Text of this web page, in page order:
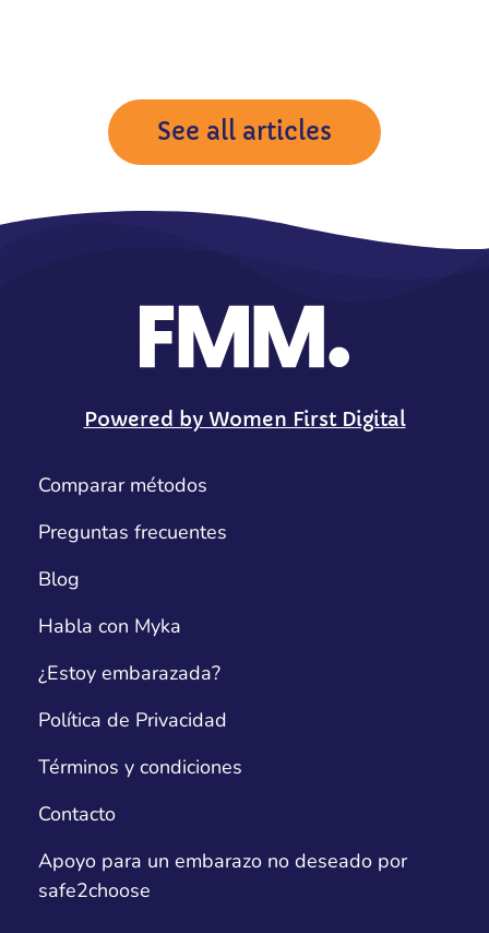
See all articles
Powered by Women First Digital
Comparar métodos
Preguntas frecuentes
Blog
Habla con Myka
¿Estoy embarazada?
Política de Privacidad
Términos y condiciones
Contacto
Apoyo para un embarazo no deseado por
safe2choose